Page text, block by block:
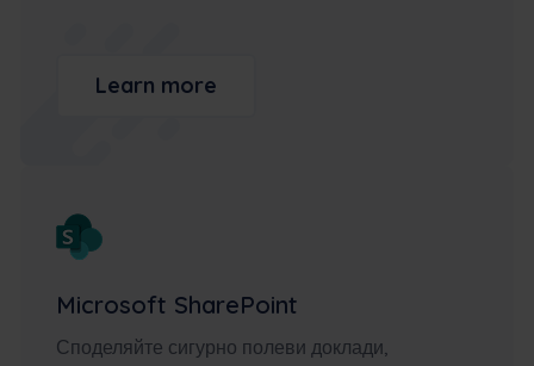
Learn more
Microsoft SharePoint
Споделяйте сигурно полеви доклади,